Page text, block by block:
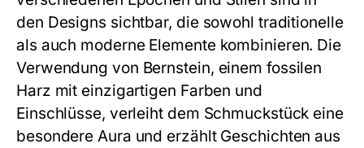
den Designs sichtbar, die sowohl traditionelle
als auch moderne Elemente kombinieren. Die
Verwendung von Bernstein, einem fossilen
Harz mit einzigartigen Farben und
Einschlüsse, verleiht dem Schmuckstück eine
besondere Aura und erzählt Geschichten aus